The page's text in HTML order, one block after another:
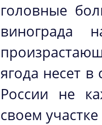
головные
винограда
ягода несет
России не
своем участке